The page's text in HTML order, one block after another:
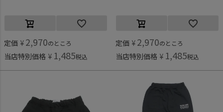
定価 ¥ 2,970のところ
当店特別価格 ¥ 1,485税込
定価 ¥ 2,970のところ
当店特別価格 ¥ 1,485税込